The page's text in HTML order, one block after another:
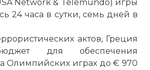
Network & Telemundo) игры
24 часа в сутки, семь дней в
актов, Греция
для обеспечения
Олимпийских играх до € 970